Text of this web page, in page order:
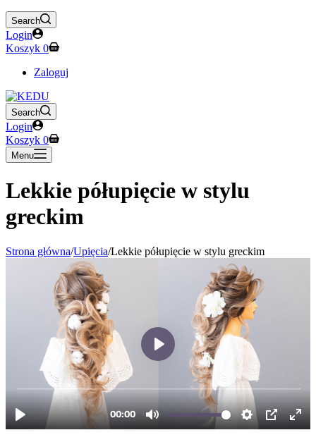
Search
Login
Koszyk 0
Zaloguj
Search
Login
Koszyk 0
Menu
Lekkie półupięcie w stylu
greckim
Strona główna/Upięcia/Lekkie półupięcie w stylu greckim